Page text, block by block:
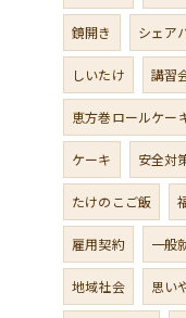
鏡開き シェア
しいたけ 講習
恵方巻ロールケー
ケーキ 安全対
たけのこご飯
雇用契約 一般
地域社会 思い